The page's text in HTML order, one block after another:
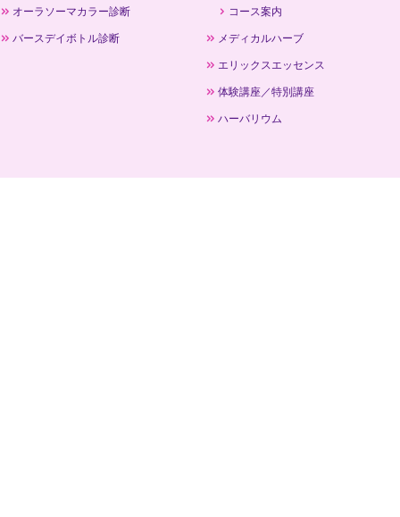
オーラソーマカラー診断
バースデイボトル診断
コース案内
メディカルハーブ
エリックスエッセンス
体験講座／特別講座
ハーバリウム